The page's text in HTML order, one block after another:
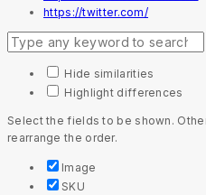
https://twitter.com/
Hide similarities
Highlight differences
Select the fields to be shown.
rearrange the order.
Image
SKU